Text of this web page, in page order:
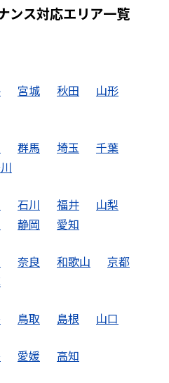
ンス対応エリア一覧
宮城 秋田
山形
群馬 埼玉
千葉
石川 福井
山梨
静岡 愛知
奈良 和歌山
京都
鳥取 島根 山口
愛媛 高知